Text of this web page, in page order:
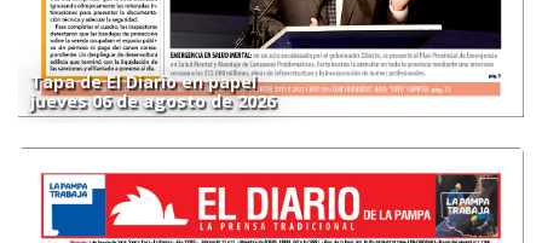
Tapa de El Diario en papel
jueves 06 de agosto de 2026